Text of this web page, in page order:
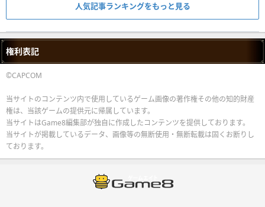
人気記事ランキングをもっと見る
権利表記
©CAPCOM
当サイトのコンテンツ内で使用しているゲーム画像の著作権その他の知的財産
権は、当該ゲームの提供元に帰属しています。
当サイトはGame8編集部が独自に作成したコンテンツを提供しております。
当サイトが掲載しているデータ、画像等の無断使用・無断転載は固くお断りし
ております。